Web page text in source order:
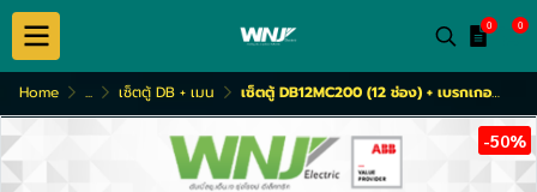
0 0
Home ... เซ็ตตู้ DB + เมน เซ็ตตู้ DB12MC200 (12 ช่อง) + เบรกเกอร์ 3โพล รุ่นA1C (15-100A)
-50%